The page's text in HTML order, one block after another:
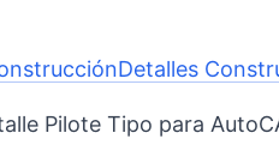
Detalles
Pilote Tipo para